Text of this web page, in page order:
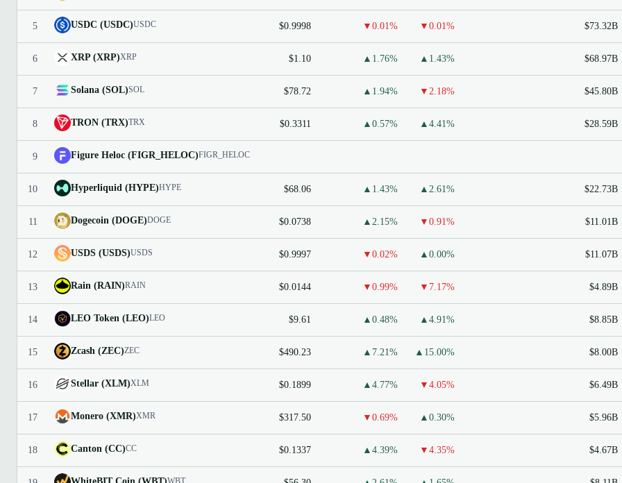
5 USDC (USDC)USDC $0.9998 ▼0.01% ▼0.01% $73.32B
6 XRP (XRP)XRP $1.10 ▲1.76% ▲1.43% $68.97B
7 Solana (SOL)SOL $78.72 ▲1.94% ▼2.18% $45.80B
8 TRON (TRX)TRX $0.3311 ▲0.57% ▲4.41% $28.59B
9 Figure Heloc (FIGR_HELOC)FIGR_HELOC
10 Hyperliquid (HYPE)HYPE $68.06 ▲1.43% ▲2.61% $22.73B
11 Dogecoin (DOGE)DOGE $0.0738 ▲2.15% ▼0.91% $11.01B
12 USDS (USDS)USDS $0.9997 ▼0.02% ▲0.00% $11.07B
13 Rain (RAIN)RAIN $0.0144 ▼0.99% ▼7.17% $4.89B
14 LEO Token (LEO)LEO $9.61 ▲0.48% ▲4.91% $8.85B
15 Zcash (ZEC)ZEC $490.23 ▲7.21% ▲15.00% $8.00B
16 Stellar (XLM)XLM $0.1899 ▲4.77% ▼4.05% $6.49B
17 Monero (XMR)XMR $317.50 ▼0.69% ▲0.30% $5.96B
18 Canton (CC)CC $0.1337 ▲4.39% ▼4.35% $4.67B